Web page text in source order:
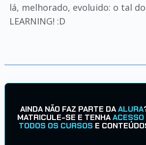
lá, melhorado, evoluido: o tal do
LEARNING! :D
AINDA NÃO FAZ PARTE DAALURA
MATRICULE-SE E TENHAACESSO
TODOS OS CURSOS E